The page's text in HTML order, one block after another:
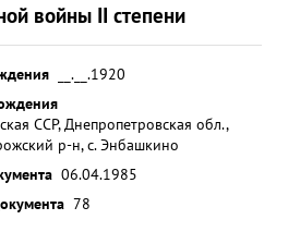
войны II степени
__.__.1920
ССР, Днепропетровская обл.,
р-н, с. Энбашкино
06.04.1985
78